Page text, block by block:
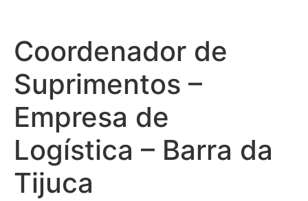
Coordenador de
Suprimentos –
Empresa de
Logística – Barra da
Tijuca